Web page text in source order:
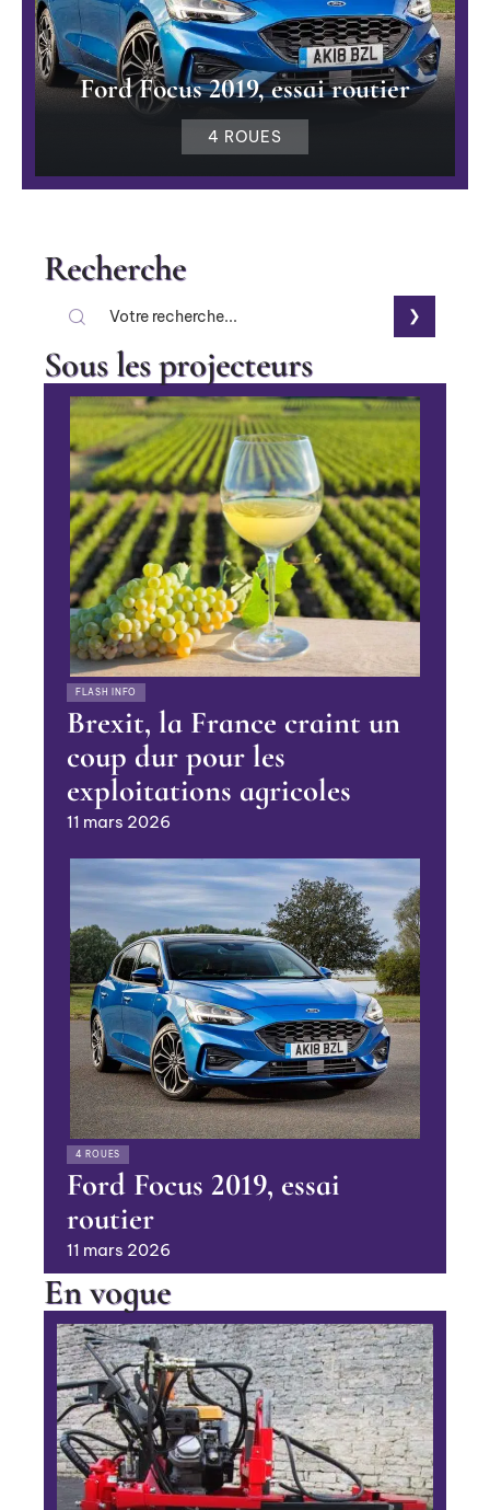
Ford Focus 2019, essai routier
4 ROUES
Recherche
Sous les projecteurs
FLASH INFO
Brexit, la France craint un
coup dur pour les
exploitations agricoles
11 mars 2026
4 ROUES
Ford Focus 2019, essai
routier
11 mars 2026
En vogue